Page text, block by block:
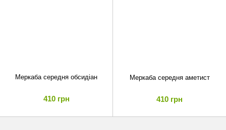
Меркаба середня обсидіан
410 грн
Меркаба середня аметист
410 грн